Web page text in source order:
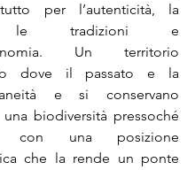
per l’autenticità, la
le tradizioni e
Un territorio
dove il passato e la
e si conservano
biodiversità pressoché
una posizione
che la rende un ponte